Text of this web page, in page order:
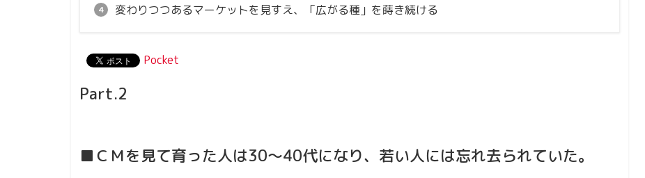
変わりつつあるマーケットを見すえ、「広がる種」を蒔き続ける
Pocket
Part.2
■ＣＭを見て育った人は30～40代になり、若い人には忘れ去られていた。